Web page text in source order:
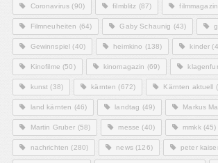
Coronavirus (90) filmblitz (87) filmmagazin
Filmneuheiten (64) Gaby Schaunig (43)
Gewinnspiel (40) heimkino (138) kinder
Kinofilme (50) kinomagazin (69)
kunst (38) kärnten (672) Kärnten aktuell
land kärnten (46) landtag (49) Markus
Martin Gruber (58) messe (40) mmkk(45)
nachrichten (280) news(126) peter